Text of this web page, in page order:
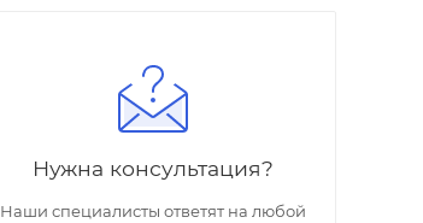
Нужна консультация?
Наши специалисты ответят на любой